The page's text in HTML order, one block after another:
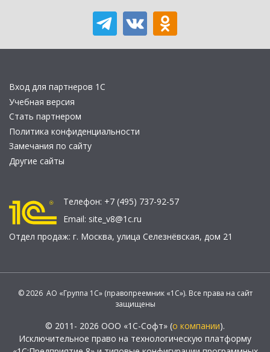
Вход для партнеров 1С
Учебная версия
Стать партнером
Политика конфиденциальности
Замечания по сайту
Другие сайты
Телефон: +7 (495) 737-92-57
Email: site_v8@1c.ru
Отдел продаж: г. Москва, улица Селезнёвская, дом 21
© 2026 АО «Группа 1С» (правопреемник «1С»). Все права на сайт
защищены
© 2011- 2026 ООО «1С-Софт» (о компании).
Исключительное право на технологическую платформу